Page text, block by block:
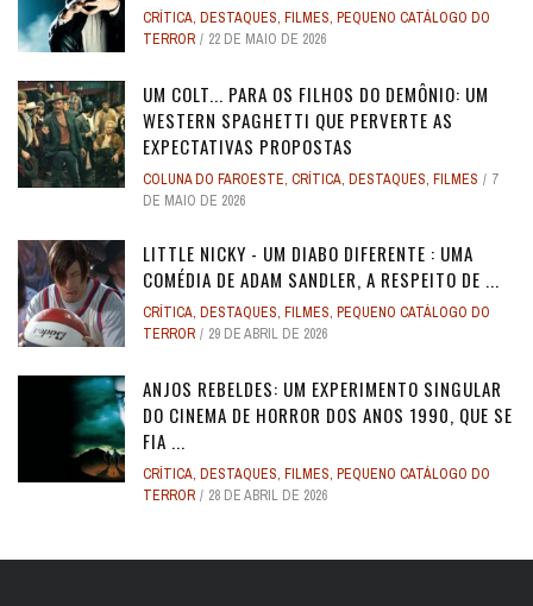
CRÍTICA, DESTAQUES, FILMES, PEQUENO CATÁLOGO DO
TERROR
22 DE MAIO DE 2026
UM COLT... PARA OS FILHOS DO DEMÔNIO: UM
WESTERN SPAGHETTI QUE PERVERTE AS
EXPECTATIVAS PROPOSTAS
COLUNA DO FAROESTE, CRÍTICA, DESTAQUES, FILMES
7
DE MAIO DE 2026
LITTLE NICKY - UM DIABO DIFERENTE : UMA
COMÉDIA DE ADAM SANDLER, A RESPEITO DE ...
CRÍTICA, DESTAQUES, FILMES, PEQUENO CATÁLOGO DO
TERROR
29 DE ABRIL DE 2026
ANJOS REBELDES: UM EXPERIMENTO SINGULAR
DO CINEMA DE HORROR DOS ANOS 1990, QUE SE
FIA ...
CRÍTICA, DESTAQUES, FILMES, PEQUENO CATÁLOGO DO
TERROR
28 DE ABRIL DE 2026